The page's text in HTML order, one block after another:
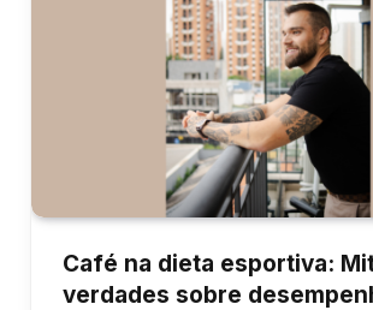
Café na dieta esportiva:
verdades sobre